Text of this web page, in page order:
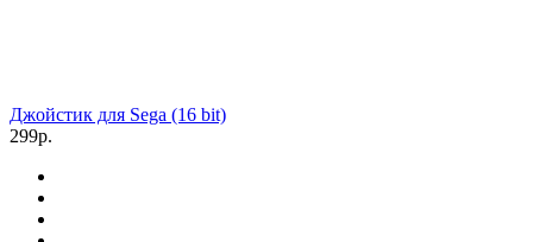
Джойстик для Sega (16 bit)
299р.